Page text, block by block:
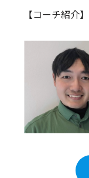
【コーチ紹介】